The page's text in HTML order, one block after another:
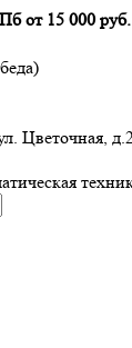
от 15 000 руб.
Цветочная,